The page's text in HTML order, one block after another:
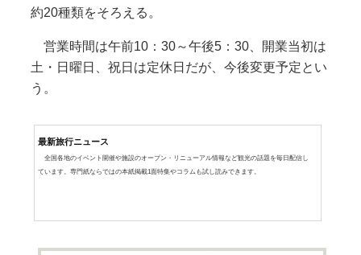
約20種類をそろえる。
営業時間は午前10：30～午後5：30、開業当初は
土・日曜日、祝日は定休日だが、今後変更予定とい
う。
最新旅行ニュース
全国各地のイベント開催や施設のオープン・リニューアル情報など観光の話題を毎日配信し
ています。専門紙ならではの本紙掲載1面特集やコラムも試し読みできます。